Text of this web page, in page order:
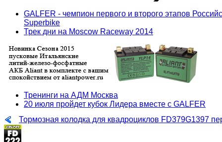
GALFER - чемпион первого и второго этапов
Superbike
Трек дни на Moscow Raceway 2014
Тренинги на АДМ Москва
20 июля пройдет кубок Лидера вместе с GALFER
Тормозная колодка для квадроциклов FD379G1397